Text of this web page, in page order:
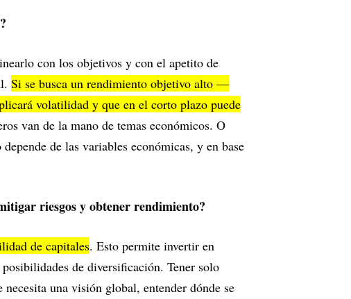
con los objetivos y con el apetito de
Si se busca un rendimiento objetivo alto —
volatilidad y que en el corto plazo puede
van de la mano de temas económicos. O
de las variables económicas, y en base
riesgos y obtener rendimiento?
de capitales. Esto permite invertir en
de diversificación. Tener solo
una visión global, entender dónde se